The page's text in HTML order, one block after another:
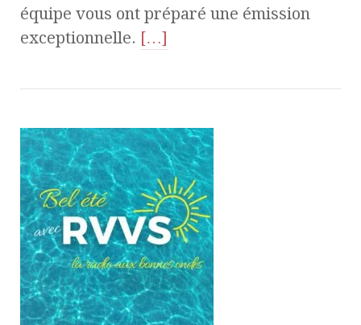
équipe vous ont préparé une émission
exceptionnelle. […]